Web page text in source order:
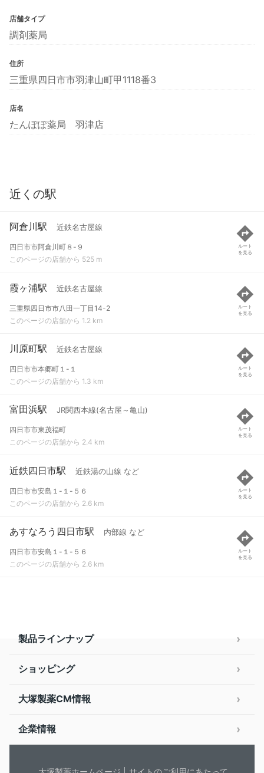
店舗タイプ
調剤薬局
住所
三重県四日市市羽津山町甲1118番3
店名
たんぽぽ薬局 羽津店
近くの駅
阿倉川駅 近鉄名古屋線
四日市市阿倉川町８-９
このページの店舗から 525 m
ルート
を見る
霞ヶ浦駅 近鉄名古屋線
三重県四日市市八田一丁目14-2
このページの店舗から 1.2 km
ルート
を見る
川原町駅 近鉄名古屋線
四日市市本郷町１-１
このページの店舗から 1.3 km
ルート
を見る
富田浜駅 JR関西本線(名古屋～亀山)
四日市市東茂福町
このページの店舗から 2.4 km
ルート
を見る
近鉄四日市駅 近鉄湯の山線 など
四日市市安島１-１-５６
このページの店舗から 2.6 km
ルート
を見る
あすなろう四日市駅 内部線 など
四日市市安島１-１-５６
このページの店舗から 2.6 km
ルート
を見る
製品ラインナップ
ショッピング
大塚製薬CM情報
企業情報